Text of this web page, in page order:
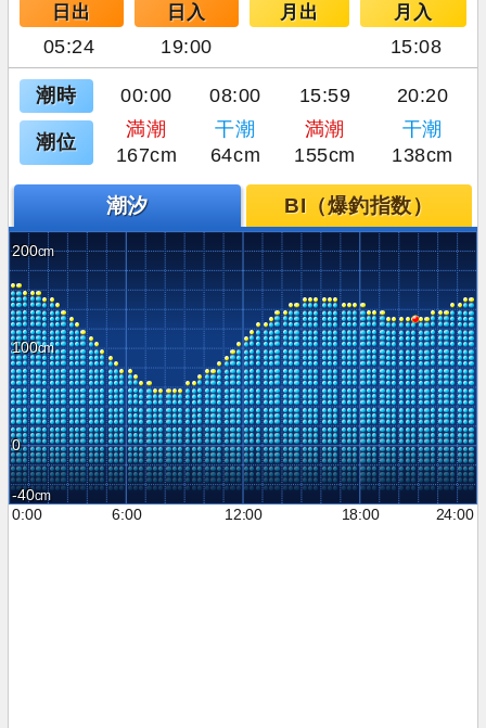
日出 日入 月出 月入
05:24 19:00 15:08
潮時 00:00 08:00 15:59 20:20
潮位
満潮 干潮 満潮
干潮
167cm
64cm 155cm 138cm
潮汐 BI（爆釣指数）
200
100
0
-40
0:00
6:00 12:00 18:00 24:00